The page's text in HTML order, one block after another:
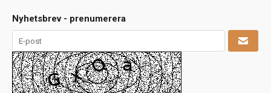
Nyhetsbrev - prenumerera